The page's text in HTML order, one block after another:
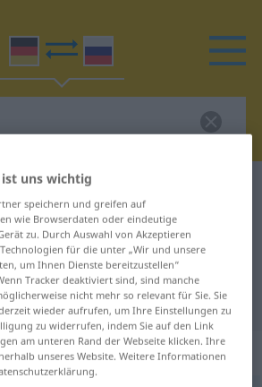
Wörterbuch
Übersetzung für
Übersetzung
: feminin
uns wichtig
speichern und greifen auf
wie Browserdaten oder eindeutige
zu. Durch Auswahl von Akzeptieren
für die unter „Wir und unsere
um Ihnen Dienste bereitzustellen“
Tracker deaktiviert sind, sind manche
nicht mehr so relevant für Sie. Sie
wieder aufrufen, um Ihre Einstellungen zu
zu widerrufen, indem Sie auf den Link
am unteren Rand der Webseite klicken. Ihre
unseres Website. Weitere Informationen